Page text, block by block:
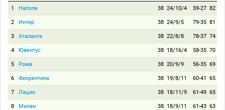
1 Наполи 38 24/10/4 59-27 82
2 Интер 38 24/9/5 79-35 81
3 Аталанта 38 22/8/8 78-37 74
4 Ювентус 38 18/16/4 58-35 70
5 Рома 38 20/9/9 56-35 69
6 Фиорентина 38 19/8/11 60-41 65
7 Лацио 38 18/11/9 61-49 65
8 Милан 38 18/9/11 61-43 63